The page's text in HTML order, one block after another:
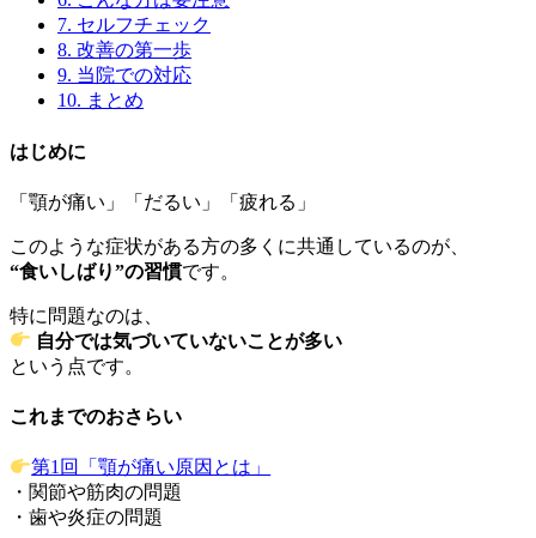
7. セルフチェック
8. 改善の第一歩
9. 当院での対応
10. まとめ
はじめに
「顎が痛い」「だるい」「疲れる」
このような症状がある方の多くに共通しているのが、
“食いしばり”の習慣です。
特に問題なのは、
自分では気づいていないことが多い
という点です。
これまでのおさらい
第1回「顎が痛い原因とは」
・関節や筋肉の問題
・歯や炎症の問題